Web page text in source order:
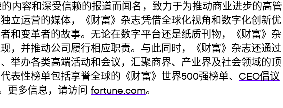
容和深受信赖的报道而闻名，致力于为推动商业进步的高管
立运营的媒体，《财富》杂志凭借全球化视角和数字化创新优
和变革者的故事。无论在数字平台还是纸质刊物，《财富》杂
，并推动公司履行相应职责。与此同时，《财富》杂志还通过
举办各类高端活动和会议，汇聚商界、产业界及社会领域的顶
表性榜单包括享誉全球的《财富》世界500强榜单、 CEO倡议
更多信息，请访问 fortune.com。